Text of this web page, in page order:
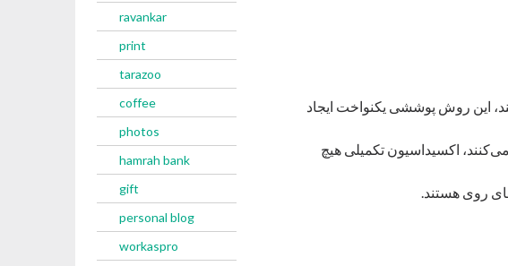
ravankar
print
tarazoo
coffee
photos
hamrah bank
gift
personal blog
workaspro
این روش پوششی یکنواخت ایجاد
اکسیداسیون تکمیلی هیچ
روی هستند.